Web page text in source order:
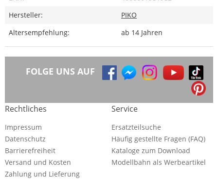
Hersteller:
PIKO
Altersempfehlung:
ab 14 Jahren
FOLGE UNS AUF
Rechtliches
Impressum
Datenschutz
Barrierefreiheit
Versand und Kosten
Zahlung und Lieferung
Service
Ersatzteilsuche
Häufig gestellte Fragen (FAQ)
Kataloge zum Download
Modellbahn als Werbeartikel